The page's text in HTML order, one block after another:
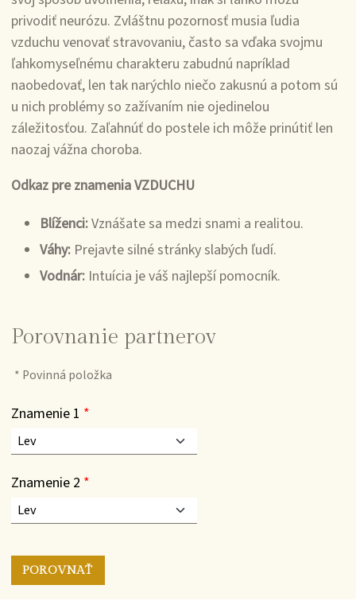
privodiť neurózu. Zvláštnu pozornosť musia ľudia
vzduchu venovať stravovaniu, často sa vďaka svojmu
ľahkomyseľnému charakteru zabudnú napríklad
naobedovať, len tak narýchlo niečo zakusnú a potom sú
u nich problémy so zažívaním nie ojedinelou
záležitosťou. Zaľahnúť do postele ich môže prinútiť len
naozaj vážna choroba.
Odkaz pre znamenia VZDUCHU
Blíženci:Vznášate sa medzi snami a realitou.
Váhy:Prejavte silné stránky slabých ľudí.
Vodnár:Intuícia je váš najlepší pomocník.
Porovnanie partnerov
* Povinná položka
Znamenie 1 *
Znamenie 2 *